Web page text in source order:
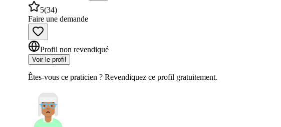
5(34)
Faire une demande
Profil non revendiqué
Voir le profil
Êtes-vous ce praticien ? Revendiquez ce profil gratuitement.